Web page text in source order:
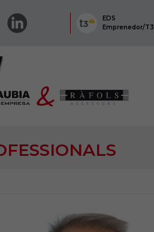
EDS
Emprenedor/T3